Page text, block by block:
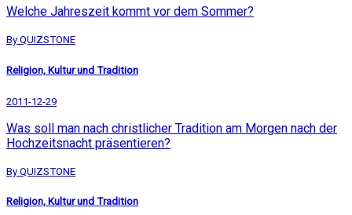
Welche Jahreszeit kommt vor dem Sommer?
By QUIZSTONE
Religion, Kultur und Tradition
2011-12-29
Was soll man nach christlicher Tradition am Morgen nach der
Hochzeitsnacht präsentieren?
By QUIZSTONE
Religion, Kultur und Tradition